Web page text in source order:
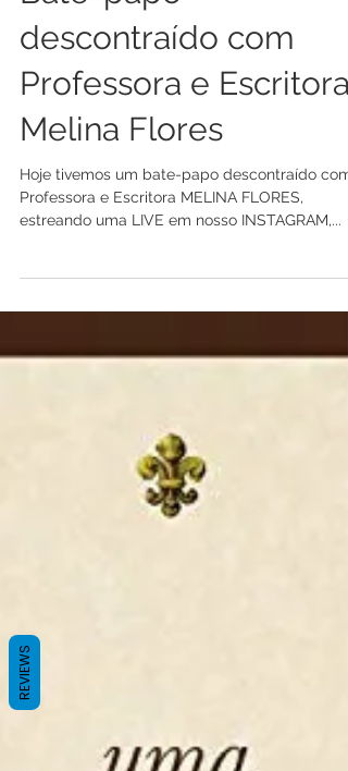
Bate-papo
descontraído com
Professora e Escritora
Melina Flores
Hoje tivemos um bate-papo descontraído com
REVIEWS